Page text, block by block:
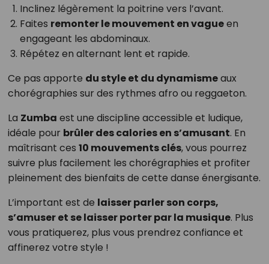
Inclinez légèrement la poitrine vers l’avant.
Faites remonter le mouvement en vagueen
engageant les abdominaux.
Répétez en alternant lent et rapide.
Ce pas apporte du style et du dynamismeaux
chorégraphies sur des rythmes afro ou reggaeton.
La Zumba est une discipline accessible et ludique,
idéale pour brûler des calories en s’amusant. En
maîtrisant ces 10 mouvements clés, vous pourrez
suivre plus facilement les chorégraphies et profiter
pleinement des bienfaits de cette danse énergisante.
L’important est de laisser parler son corps,
s’amuser et se laisser porter par la musique. Plus
vous pratiquerez, plus vous prendrez confiance et
affinerez votre style !